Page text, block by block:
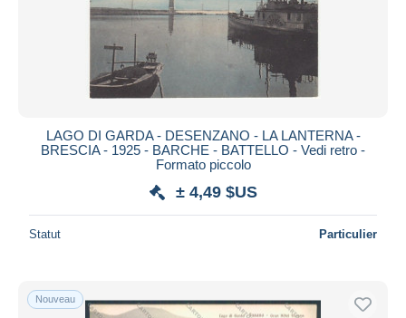
LAGO DI GARDA - DESENZANO - LA LANTERNA -
BRESCIA - 1925 - BARCHE - BATTELLO - Vedi retro -
Formato piccolo
± 4,49 $US
Statut Particulier
Nouveau